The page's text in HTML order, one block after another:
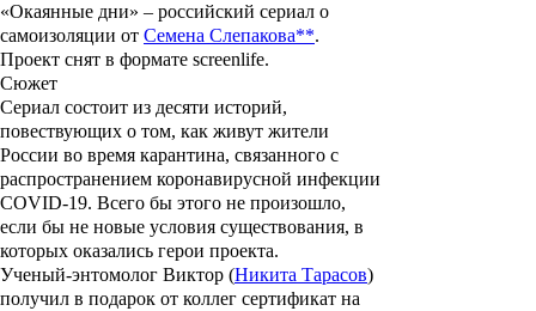
«Окаянные дни» – российский сериал о
самоизоляции от Семена Слепакова**.
Проект снят в формате screenlife.
Сюжет
Сериал состоит из десяти историй,
повествующих о том, как живут жители
России во время карантина, связанного с
распространением коронавирусной инфекции
COVID-19. Всего бы этого не произошло,
если бы не новые условия существования, в
которых оказались герои проекта.
Ученый-энтомолог Виктор (Никита Тарасов)
получил в подарок от коллег сертификат на